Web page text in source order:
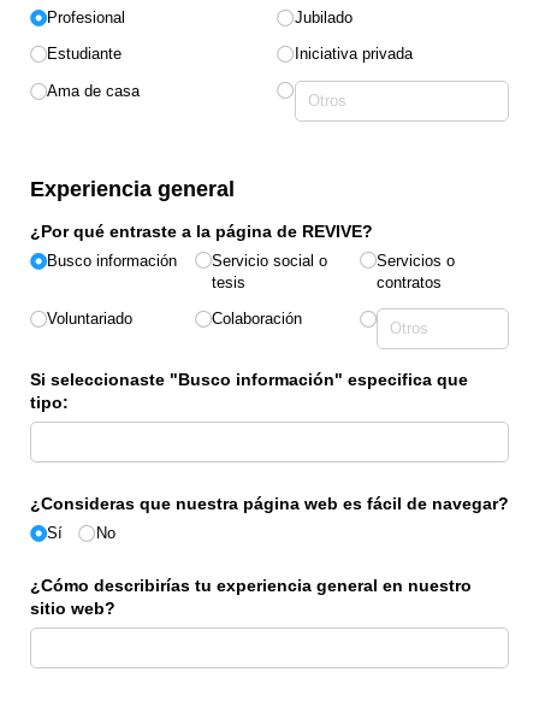
Profesional
Estudiante
Ama de casa
Jubilado
Iniciativa privada
Experiencia general
¿Por qué entraste a la página de REVIVE?
Busco información
Voluntariado
Servicio social o
tesis
Colaboración
Servicios o
contratos
Si seleccionaste "Busco información" especifica que
tipo:
¿Consideras que nuestra página web es fácil de navegar?
Sí No
¿Cómo describirías tu experiencia general en nuestro
sitio web?